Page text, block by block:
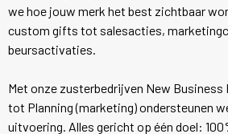
Broeken en Rokken
Caps, Hoeden en Mutsen
E.H.B.O.
Gereedschap
Jassen
Kledingaccessoires
Sokken en Ondergoed
Overhemden
Veiligheidssignalering en Verlichting
Klokken, horloges en weerstations
Lampen en Gereedschap
Paraplu's
Persoonlijke verzorging
we hoe jouw merk het best zichtbaar
custom gifts tot salesacties,
beursactivaties.
Met onze zusterbedrijven New Business
tot Planning (marketing) ondersteunen
uitvoering. Alles gericht op één doel: